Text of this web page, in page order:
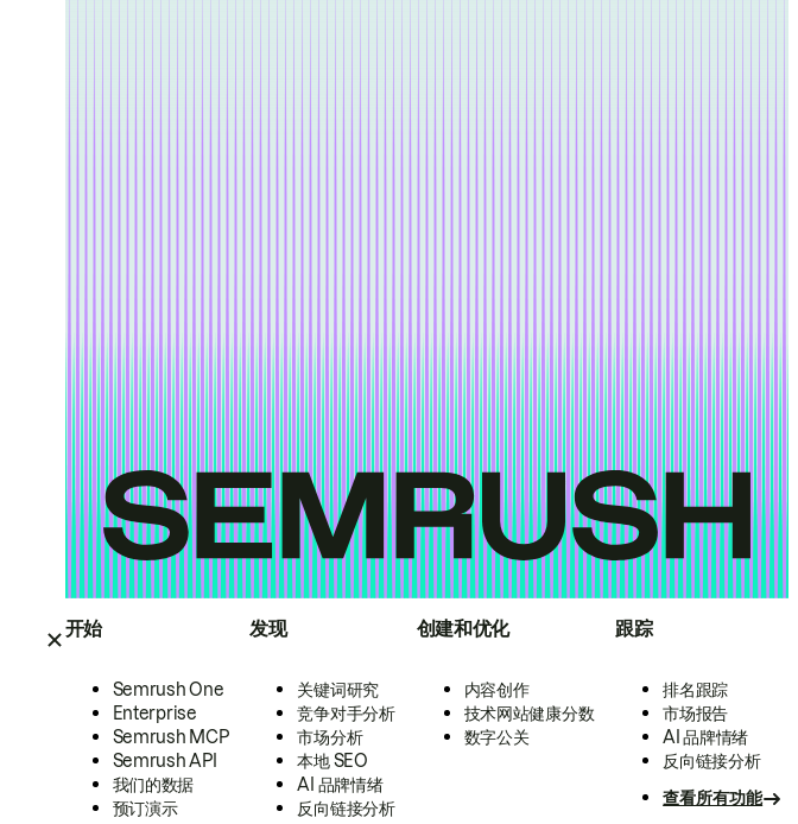
开始
Semrush One
Enterprise
Semrush MCP
Semrush API
我们的数据
预订演示
发现
关键词研究
竞争对手分析
市场分析
本地 SEO
AI 品牌情绪
反向链接分析
创建和优化
内容创作
技术网站健康分数
数字公关
跟踪
排名跟踪
市场报告
AI 品牌情绪
反向链接分析
查看所有功能